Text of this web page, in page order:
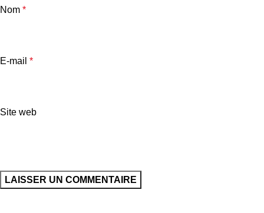
Nom *
E-mail *
Site web